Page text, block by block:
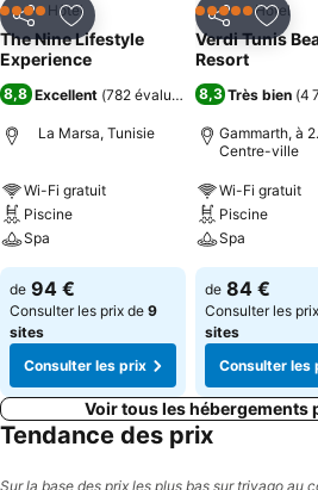
PartagerAjouter à mes favoris
4 ÉtoilesHôtel
The Nine Lifestyle
Experience
8,8 Excellent (782 évaluations)
La Marsa, Tunisie
Wi-Fi gratuit
Piscine
Spa
de 94 €
Consulter les prix de 9
sites
Consulter les prix
Partager
5 Étoiles Hôtel
Verdi Tunis
Resort
8,3 Très bien (4
Gammarth, à
Centre-ville
Wi-Fi gratuit
Piscine
Spa
de 84 €
Consulter les
sites
Consulter les
Voir tous les hébergements
Tendance des prix
Sur la base des prix les plus bas sur trivago au